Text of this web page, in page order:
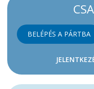
BELÉPÉS A PÁRTBA